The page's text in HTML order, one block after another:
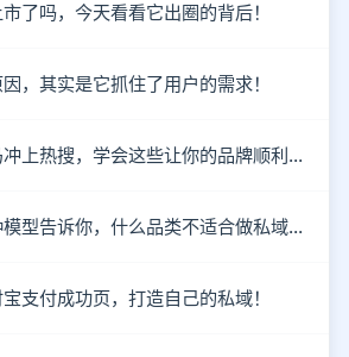
了吗，今天看看它出圈的背后！
，其实是它抓住了用户的需求！
盒马改名盒盒马马冲上热搜，学会这些让你的品牌顺利出圈！
私域七要素与五种模型告诉你，什么品类不适合做私域！
支付成功页，打造自己的私域！